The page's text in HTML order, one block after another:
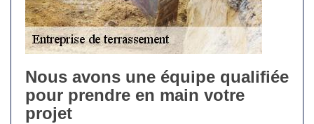
Nous avons une équipe qualifiée
pour prendre en main votre
projet